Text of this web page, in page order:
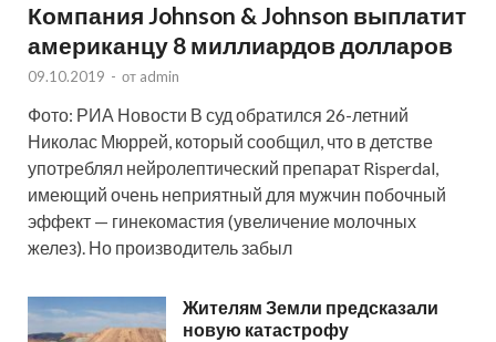
Компания Johnson & Johnson выплатит
американцу 8 миллиардов долларов
09.10.2019 - от admin
Фото: РИА Новости В суд обратился 26-летний
Николас Мюррей, который сообщил, что в детстве
употреблял нейролептический препарат Risperdal,
имеющий очень неприятный для мужчин побочный
эффект — гинекомастия (увеличение молочных
желез). Но производитель забыл
Жителям Земли предсказали
новую катастрофу